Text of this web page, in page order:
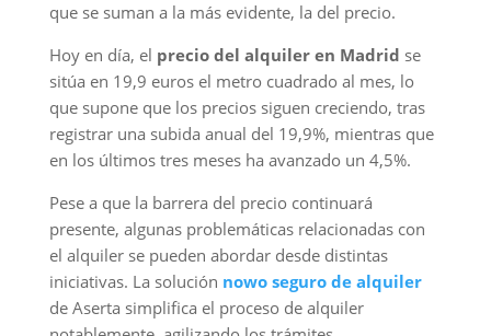
que se suman a la más evidente, la del precio.
Hoy en día, el precio del alquiler en Madrid se
sitúa en 19,9 euros el metro cuadrado al mes, lo
que supone que los precios siguen creciendo, tras
registrar una subida anual del 19,9%, mientras que
en los últimos tres meses ha avanzado un 4,5%.
Pese a que la barrera del precio continuará
presente, algunas problemáticas relacionadas con
el alquiler se pueden abordar desde distintas
iniciativas. La solución nowo seguro de alquiler
de Aserta simplifica el proceso de alquiler